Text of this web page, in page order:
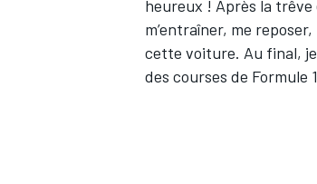
heureux ! Après la
m’entraîner, me
cette voiture. Au final,
des courses de Formule